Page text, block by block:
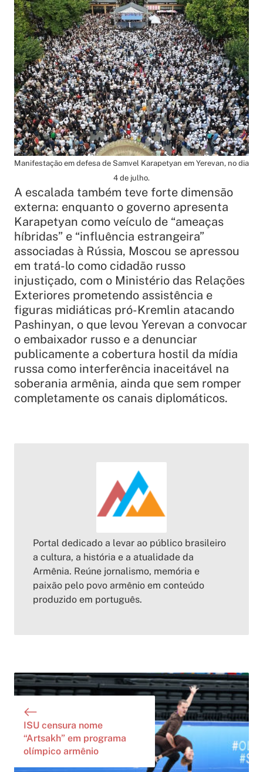
Manifestação em defesa de Samvel Karapetyan em Yerevan, no dia
4 de julho.
​A escalada também teve forte dimensão
externa: enquanto o governo apresenta
Karapetyan como veículo de “ameaças
híbridas” e “influência estrangeira”
associadas à Rússia, Moscou se apressou
em tratá-lo como cidadão russo
injustiçado, com o Ministério das Relações
Exteriores prometendo assistência e
figuras midiáticas pró-Kremlin atacando
Pashinyan, o que levou Yerevan a convocar
o embaixador russo e a denunciar
publicamente a cobertura hostil da mídia
russa como interferência inaceitável na
soberania armênia, ainda que sem romper
completamente os canais diplomáticos.
Portal dedicado a levar ao público brasileiro
a cultura, a história e a atualidade da
Armênia. Reúne jornalismo, memória e
paixão pelo povo armênio em conteúdo
produzido em português.
ISU censura nome
“Artsakh” em programa
olímpico armênio